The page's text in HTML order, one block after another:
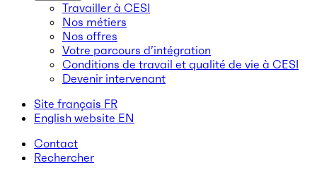
Travailler à CESI
Nos métiers
Nos offres
Votre parcours d’intégration
Conditions de travail et qualité de vie à CESI
Devenir intervenant
Site français FR
English website EN
Contact
Rechercher